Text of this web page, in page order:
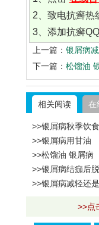
2、致电抗癣热
3、添加抗癣QQ
上一篇： 银屑病
下一篇： 松馏油
相关阅读 在
>>银屑病秋季饮食
>>银屑病用甘油
>>松馏油 银屑病
>>银屑病结痂后
>>银屑病减轻还
>>点